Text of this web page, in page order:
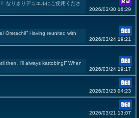
なりきりデュエルにご使用くださ
2026/03/30 16:29
Oretachi!” Having reunited with
2026/03/24 19:21
then, I’ll always kattobing!” When
2026/03/24 19:17
2026/03/23 04:23
2026/03/21 13:07